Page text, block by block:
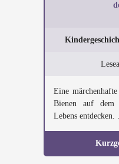
Eine
Bienen auf dem
Lebens entdecken.